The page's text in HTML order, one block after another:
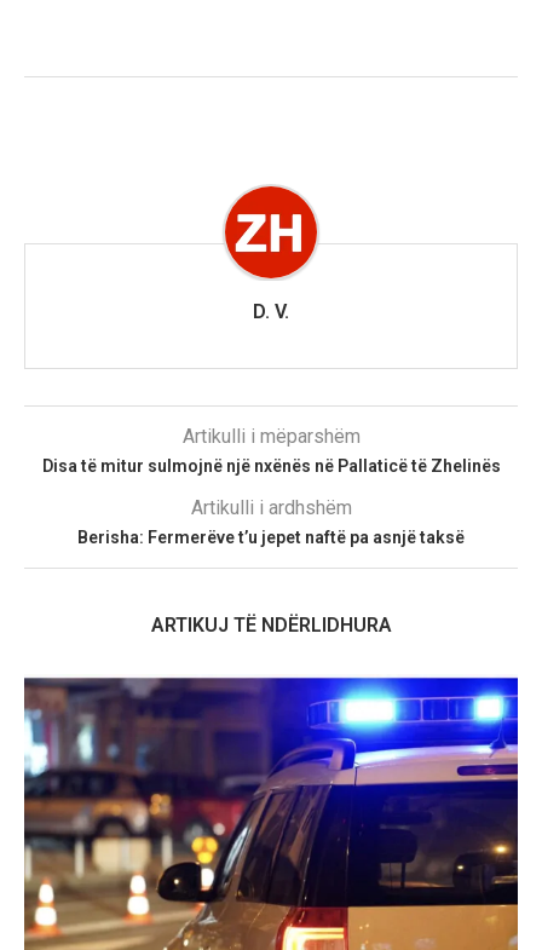
D. V.
Artikulli i mëparshëm
Disa të mitur sulmojnë një nxënës në Pallaticë të Zhelinës
Artikulli i ardhshëm
Berisha: Fermerëve t’u jepet naftë pa asnjë taksë
ARTIKUJ TË NDËRLIDHURA